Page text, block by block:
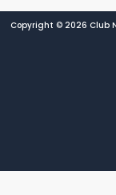
Copyright © 2026